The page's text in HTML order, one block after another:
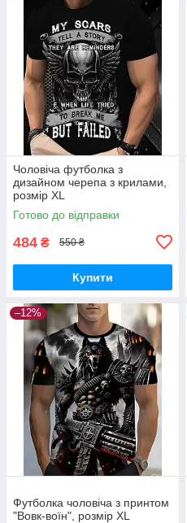
Чоловіча футболка з
дизайном черепа з крилами,
розмір XL
Готово до відправки
484 ₴ 550 ₴
Купити
–12%
Футболка чоловіча з принтом
"Вовк-воїн", розмір XL